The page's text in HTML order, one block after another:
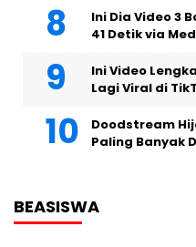
Ini Dia Video 3
41 Detik via
Ini Video
Lagi Viral di
Doodstream
Paling Banyak
BEASISWA